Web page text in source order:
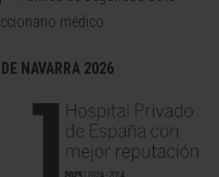
médico
NAVARRA 2026